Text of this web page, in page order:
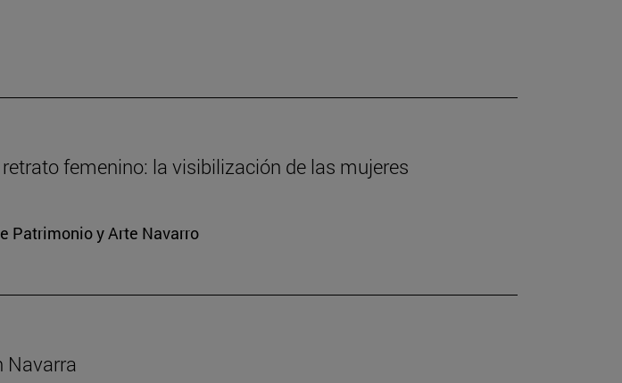
femenino: la visibilización de las mujeres
Patrimonio y Arte Navarro
Navarra